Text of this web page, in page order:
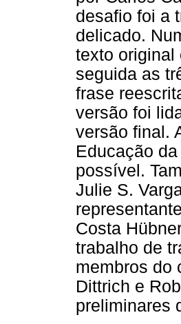
desafio foi a
delicado.
texto original
seguida as
frase
versão foi
versão final.
Educação
possível.
Julie S.
Costa
trabalho de
membros do
Dittrich e
preliminares